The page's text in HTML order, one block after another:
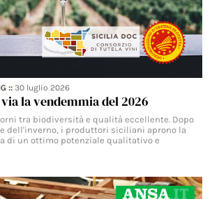
::30 luglio 2026
la vendemmia del 2026
tra biodiversità e qualità eccellente. Dopo
dell'inverno, i produttori siciliani aprono la
di un ottimo potenziale qualitativo e